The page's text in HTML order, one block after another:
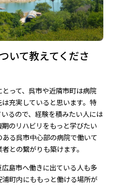
いて教えてくださ
って、呉市や近隣市町は病院
充実していると思います。特
るので、経験を積みたい人には
のリハビリをもっと学びたい
る呉市中心部の病院で働いて
との繋がりも築けます。
島市へ働きに出ている人も多
町内にももっと働ける場所が